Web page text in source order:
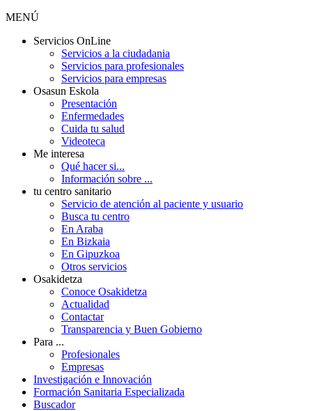
MENÚ
Servicios OnLine
Servicios a la ciudadania
Servicios para profesionales
Servicios para empresas
Osasun Eskola
Presentación
Enfermedades
Cuida tu salud
Videoteca
Me interesa
Qué hacer si...
Información sobre ...
tu centro sanitario
Servicio de atención al paciente y usuario
Busca tu centro
En Araba
En Bizkaia
En Gipuzkoa
Otros servicios
Osakidetza
Conoce Osakidetza
Actualidad
Contactar
Transparencia y Buen Gobierno
Para ...
Profesionales
Empresas
Investigación e Innovación
Formación Sanitaria Especializada
Buscador